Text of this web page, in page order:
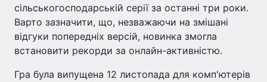
сільськогосподарській серії за останні три роки.
Варто зазначити, що, незважаючи на змішані
відгуки попередніх версій, новинка змогла
встановити рекорди за онлайн-активністю.
Гра була випущена 12 листопада для комп'ютерів